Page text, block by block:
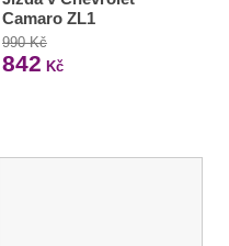
Camaro ZL1
990 Kč
842 Kč